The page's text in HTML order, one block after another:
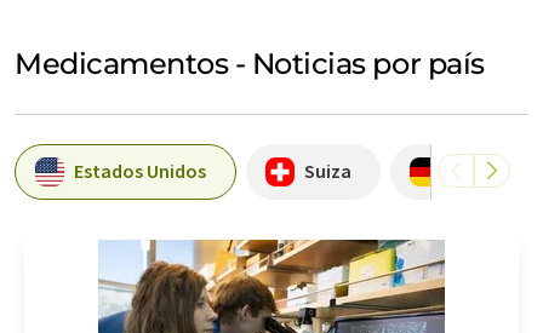
Medicamentos - Noticias por país
Estados Unidos Suiza Alemania